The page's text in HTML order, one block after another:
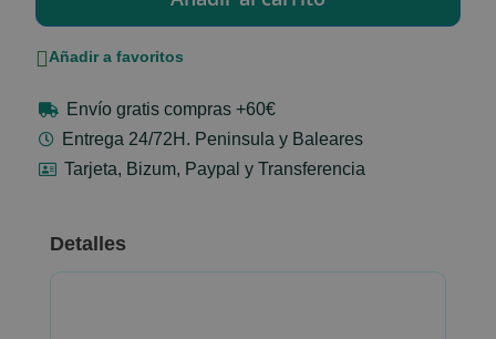
Añadir a favoritos
Envío gratis compras +60€
Entrega 24/72H. Peninsula y Baleares
Tarjeta, Bizum, Paypal y Transferencia
Detalles